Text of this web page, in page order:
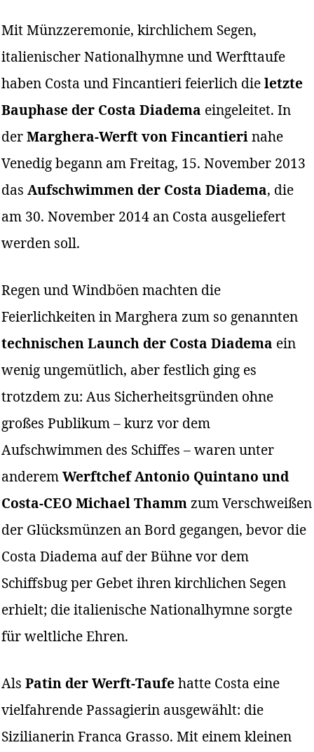
Mit Münzzeremonie, kirchlichem Segen,
italienischer Nationalhymne und Werfttaufe
haben Costa und Fincantieri feierlich dieletzte
Bauphase der Costa Diadema eingeleitet. In
derMarghera-Werft von Fincantierinahe
Venedig begann am Freitag, 15. November 2013
dasAufschwimmen der Costa Diadema, die
am 30. November 2014 an Costa ausgeliefert
werden soll.
Regen und Windböen machten die
Feierlichkeiten in Marghera zum so genannten
technischen Launch der Costa Diadema ein
wenig ungemütlich, aber festlich ging es
trotzdem zu: Aus Sicherheitsgründen ohne
großes Publikum – kurz vor dem
Aufschwimmen des Schiffes – waren unter
anderemWerftchef Antonio Quintano und
Costa-CEO Michael Thammzum Verschweißen
der Glücksmünzen an Bord gegangen, bevor die
Costa Diadema auf der Bühne vor dem
Schiffsbug per Gebet ihren kirchlichen Segen
erhielt; die italienische Nationalhymne sorgte
für weltliche Ehren.
AlsPatin der Werft-Taufehatte Costa eine
vielfahrende Passagierin ausgewählt: die
Sizilianerin Franca Grasso. Mit einem kleinen